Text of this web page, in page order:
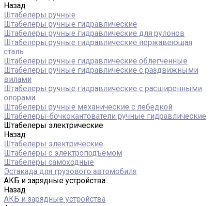
Назад
Штабелеры ручные
Штабелеры ручные гидравлические
Штабелеры ручные гидравлические для рулонов
Штабелеры ручные гидравлические нержавеющая
сталь
Штабелеры ручные гидравлические облегченные
Штабелеры ручные гидравлические с раздвижными
вилами
Штабелеры ручные гидравлические с расширенными
опорами
Штабелеры ручные механические с лебедкой
Штабелеры-бочкокантователи ручные гидравлические
Штабелеры электрические
Назад
Штабелеры электрические
Штабелеры с электроподъемом
Штабелеры самоходные
Эстакада для грузового автомобиля
АКБ и зарядные устройства
Назад
АКБ и зарядные устройства